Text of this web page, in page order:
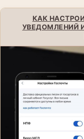
КАК
УВЕДОМЛЕНИЙ